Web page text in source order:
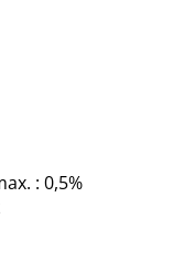
: 0,5%